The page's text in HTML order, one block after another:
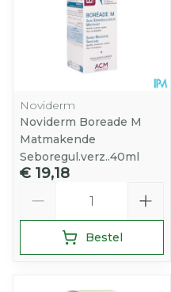
Noviderm
Noviderm Boreade M
Matmakende
Seboregul.verz..40ml
€ 19,18
Bestel